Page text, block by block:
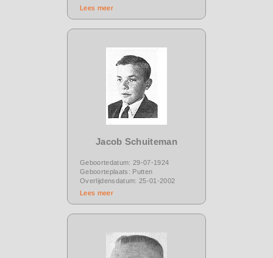
Lees meer
Jacob Schuiteman
Geboortedatum: 29-07-1924
Geboorteplaats: Putten
Overlijdensdatum: 25-01-2002
Lees meer